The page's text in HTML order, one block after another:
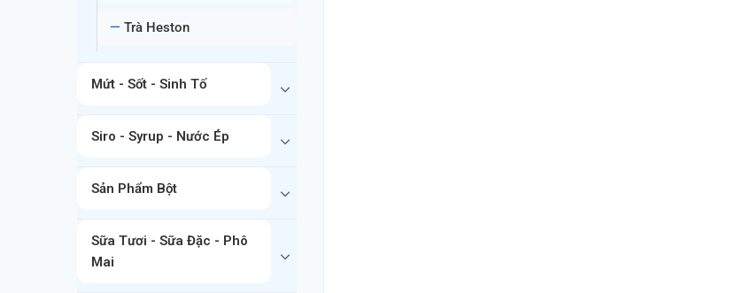
Trà Heston
Mứt - Sốt - Sinh Tố
Siro - Syrup - Nước Ép
Sản Phẩm Bột
Sữa Tươi - Sữa Đặc - Phô
Mai